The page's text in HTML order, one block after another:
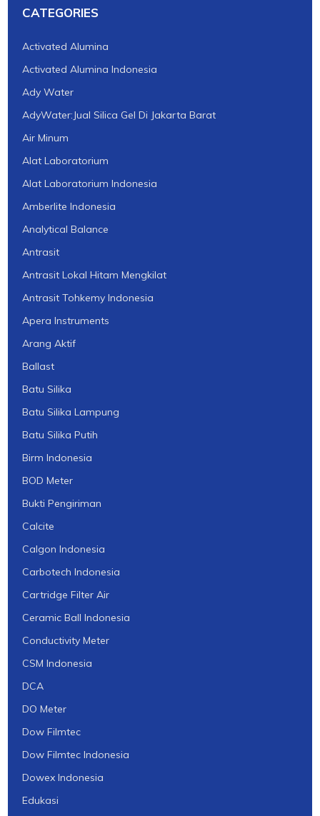
CATEGORIES
Activated Alumina
Activated Alumina Indonesia
Ady Water
AdyWater:Jual Silica Gel Di Jakarta Barat
Air Minum
Alat Laboratorium
Alat Laboratorium Indonesia
Amberlite Indonesia
Analytical Balance
Antrasit
Antrasit Lokal Hitam Mengkilat
Antrasit Tohkemy Indonesia
Apera Instruments
Arang Aktif
Ballast
Batu Silika
Batu Silika Lampung
Batu Silika Putih
Birm Indonesia
BOD Meter
Bukti Pengiriman
Calcite
Calgon Indonesia
Carbotech Indonesia
Cartridge Filter Air
Ceramic Ball Indonesia
Conductivity Meter
CSM Indonesia
DCA
DO Meter
Dow Filmtec
Dow Filmtec Indonesia
Dowex Indonesia
Edukasi